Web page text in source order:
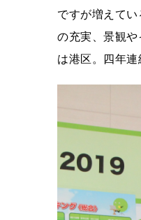
ですが増えて
の充実、景観や
は港区。四年